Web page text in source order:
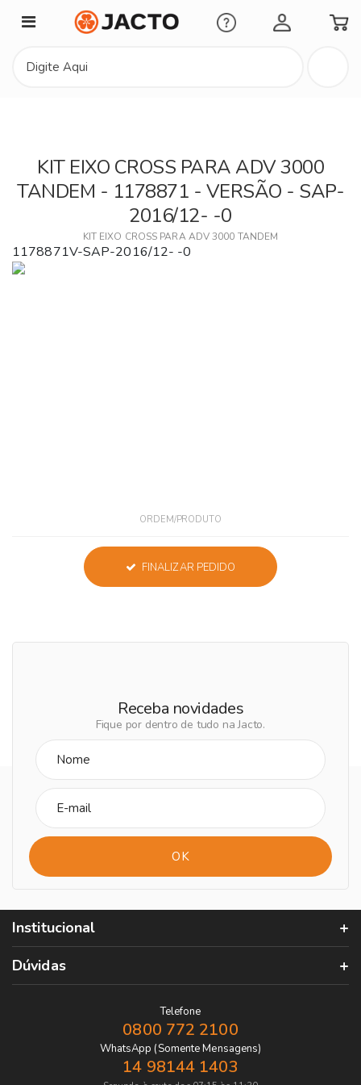
Minha Conta
KIT EIXO CROSS PARA ADV 3000
TANDEM - 1178871 - VERSÃO - SAP-
2016/12- -0
KIT EIXO CROSS PARA ADV 3000 TANDEM
1178871V-SAP-2016/12- -0
ORDEM/PRODUTO
FINALIZAR PEDIDO
Receba novidades
Fique por dentro de tudo na Jacto.
Institucional
Dúvidas
Telefone
0800 772 2100
WhatsApp (Somente Mensagens)
14 98144 1403